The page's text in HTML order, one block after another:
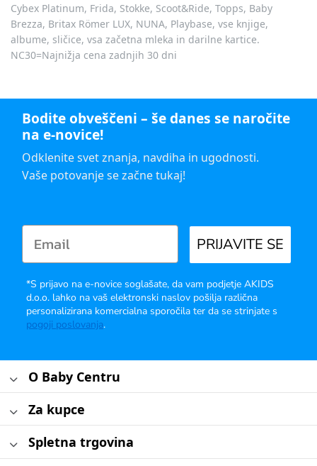
Cybex Platinum, Frida, Stokke, Scoot&Ride, Topps, Baby
Brezza, Britax Römer LUX, NUNA, Playbase, vse knjige,
albume, sličice, vsa začetna mleka in darilne kartice.
NC30=Najnižja cena zadnjih 30 dni
Bodite obveščeni – še danes se naročite
na e-novice!
Odklenite svet znanja, navdiha in ugodnosti.
Vaše potovanje se začne tukaj!
PRIJAVITE SE
*S prijavo na e-novice soglašate, da vam podjetje AKIDS
d.o.o. lahko na vaš elektronski naslov pošilja različna
personalizirana komercialna sporočila ter da se strinjate s
pogoji poslovanja.
O Baby Centru
Za kupce
Spletna trgovina